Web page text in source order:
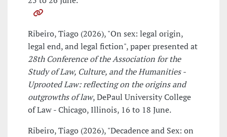
Ribeiro, Tiago (2026), "On sex: legal origin,
legal end, and legal fiction", paper presented at
28th Conference of the Association for the
Study of Law, Culture, and the Humanities -
Uprooted Law: reflecting on the origins and
outgrowths of law, DePaul University College
of Law - Chicago, Illinois, 16 to 18 June.
Ribeiro, Tiago (2026), "Decadence and Sex: on